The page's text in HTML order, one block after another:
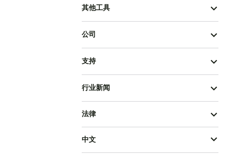
其他工具
公司
支持
行业新闻
法律
中文